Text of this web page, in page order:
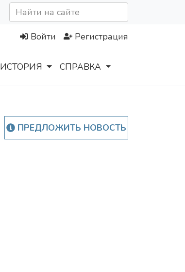
Войти Регистрация
ИСТОРИЯ СПРАВКА
ПРЕДЛОЖИТЬ НОВОСТЬ